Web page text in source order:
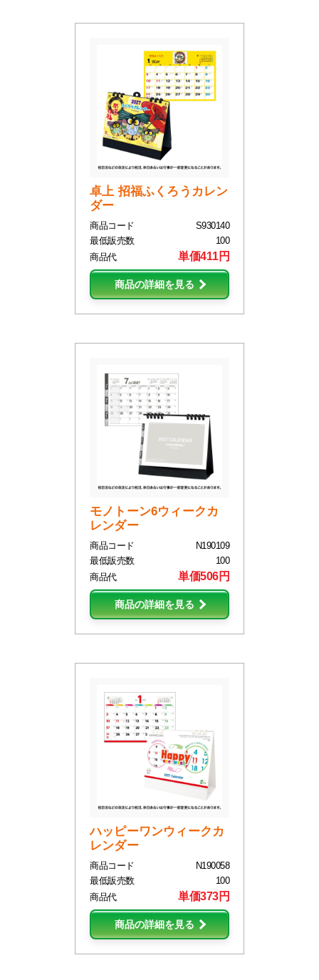
卓上 招福ふくろうカレン
ダー
商品コード
S930140
最低販売数
100
商品代
単価411円
商品の詳細を見る
モノトーン6ウィークカ
レンダー
商品コード
N190109
最低販売数
100
商品代
単価506円
商品の詳細を見る
ハッピーワンウィークカ
レンダー
商品コード
N190058
最低販売数
100
商品代
単価373円
商品の詳細を見る